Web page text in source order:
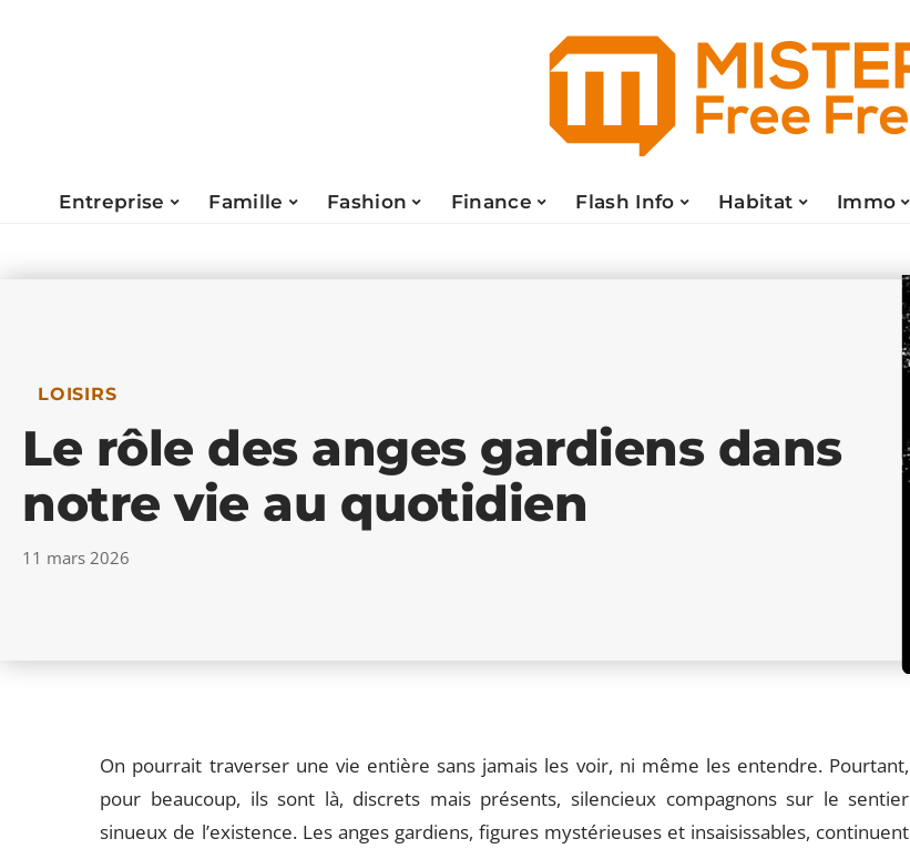
Entreprise Famille Fashion Finance Flash Info Habitat Immo
LOISIRS
Le rôle des anges gardiens dans
notre vie au quotidien
11 mars 2026
On pourrait traverser une vie entière sans jamais les voir, ni même les entendre. Pourtant,
pour beaucoup, ils sont là, discrets mais présents, silencieux compagnons sur le sentier
sinueux de l’existence. Les anges gardiens, figures mystérieuses et insaisissables, continuent